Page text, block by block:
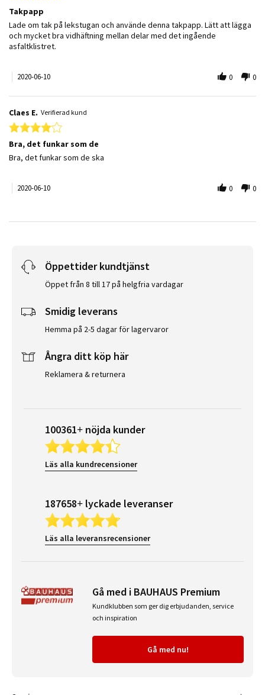
Takpapp
Review by Berth B. on 10 Jun 2020
review stating Takpapp
Lade om tak på lekstugan och använde denna takpapp. Lätt att lägga
och mycket bra vidhäftning mellan delar med det ingående
asfaltklistret.
2020-06-10 0 0
Claes E. Verifierad kund
4.0 star rating
Bra, det funkar som de
Review by Claes E. on 10 Jun 2020
review stating Bra, det funkar som de
Bra, det funkar som de ska
2020-06-10 0 0
Öppettider kundtjänst
Öppet från 8 till 17 på helgfria vardagar
Smidig leverans
Hemma på 2-5 dagar för lagervaror
Ångra ditt köp här
Reklamera & returnera
100361+ nöjda kunder
Läs alla kundrecensioner
187658+ lyckade leveranser
Läs alla leveransrecensioner
Gå med i BAUHAUS Premium
Kundklubben som ger dig erbjudanden, service
och inspiration
Gå med nu!